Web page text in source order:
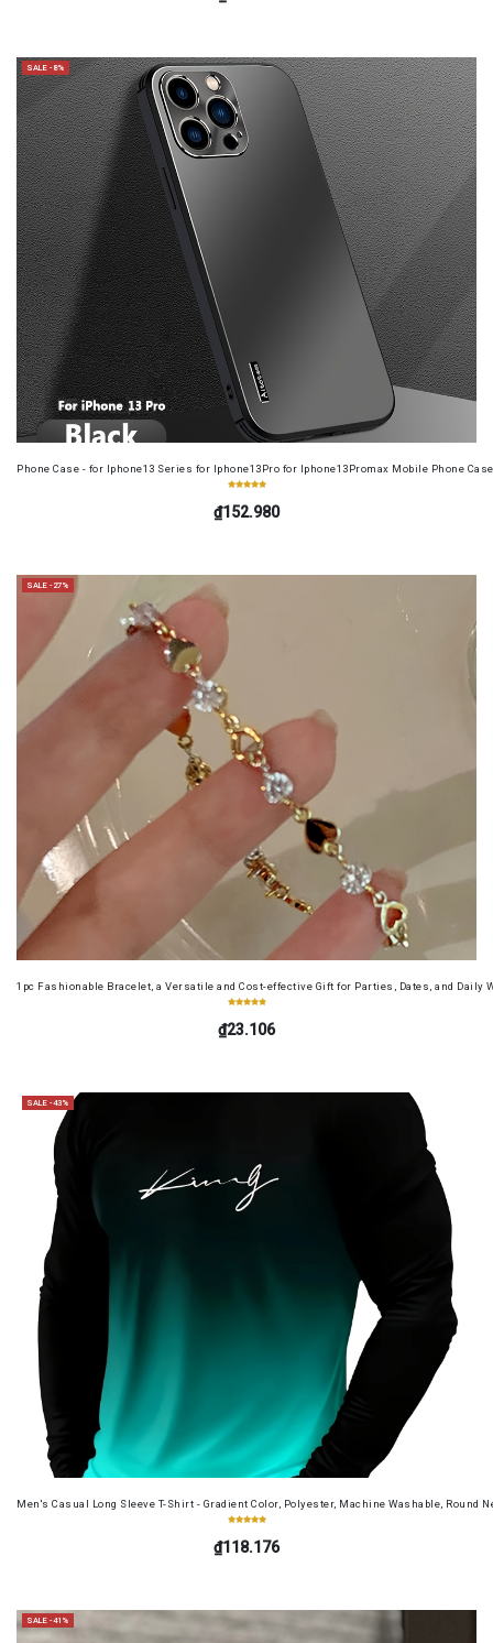
SALE -8%
Phone Case - for Iphone13 Series for Iphone13Pro for Iphone13Promax Mobile Phone
₫152.980
SALE -27%
1pc Fashionable Bracelet, a Versatile and Cost-effective Gift for Parties, Dates, and
₫23.106
SALE -43%
Men's Casual Long Sleeve T-Shirt - Gradient Color, Polyester, Machine Washable, Round
₫118.176
SALE -41%